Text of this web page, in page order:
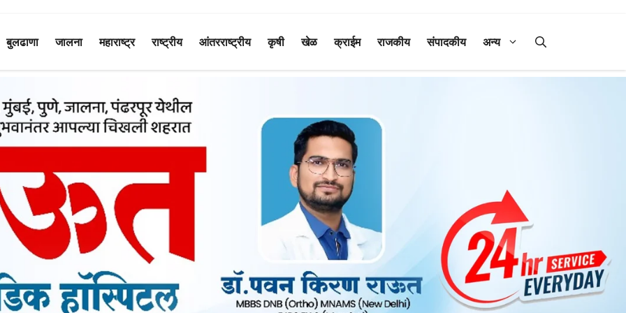
बुलढाणा जालना महाराष्ट्र राष्ट्रीय आंतरराष्ट्रीय कृषी खेळ क्राईम राजकीय संपादकीय अन्य